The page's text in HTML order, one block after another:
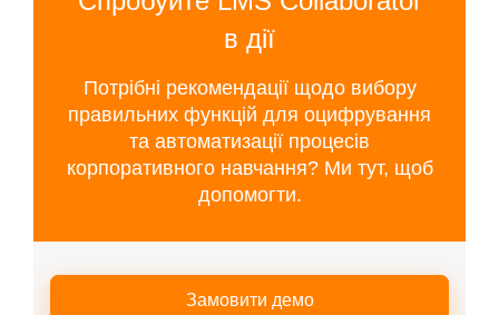
в дії
Потрібні рекомендації щодо вибору
правильних функцій для оцифрування
та автоматизації процесів
корпоративного навчання? Ми тут, щоб
допомогти.
Замовити демо